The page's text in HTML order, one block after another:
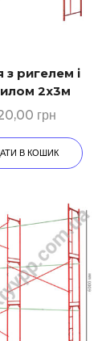
з ригелем і
2х3м
грн
В КОШИК